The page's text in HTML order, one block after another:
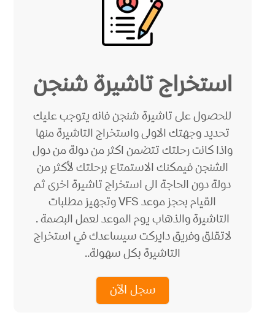
استخراج تاشيرة شنجن
للحصول على تاشيرة شنجن فانه يتوجب عليك
تحديد وجهتك الاولى واستخراج التاشيرة منها
واذا كانت رحلتك تتضمن اكثر من دولة من دول
الشنجن فيمكنك الاستمتاع برحلتك لأكثر من
دولة دون الحاجة الى استخراج تاشيرة اخرى ثم
القيام بحجز موعد VFS وتجهيز مطلبات
التاشيرة والذهاب يوم الموعد لعمل البصمة .
لاتقلق وفريق دايركت سيساعدك في استخراج
التاشيرة بكل سهولة..
سجل الآن